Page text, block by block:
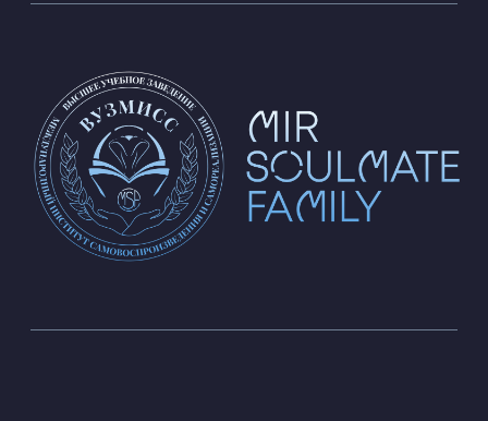
САКРАЛЬНАЯ
МЕДИЦИНА – ДЕТИ